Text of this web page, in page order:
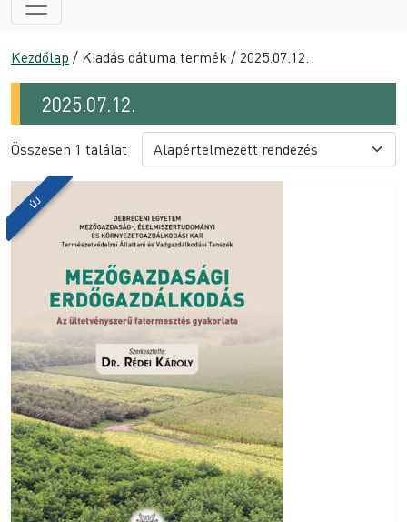
Kezdőlap / Kiadás dátuma termék / 2025.07.12.
2025.07.12.
Összesen 1 találat
ÚJ